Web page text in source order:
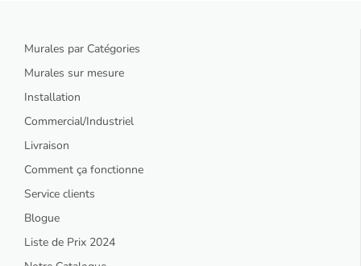
Murales par Catégories
Murales sur mesure
Installation
Commercial/Industriel
Livraison
Comment ça fonctionne
Service clients
Blogue
Liste de Prix 2024